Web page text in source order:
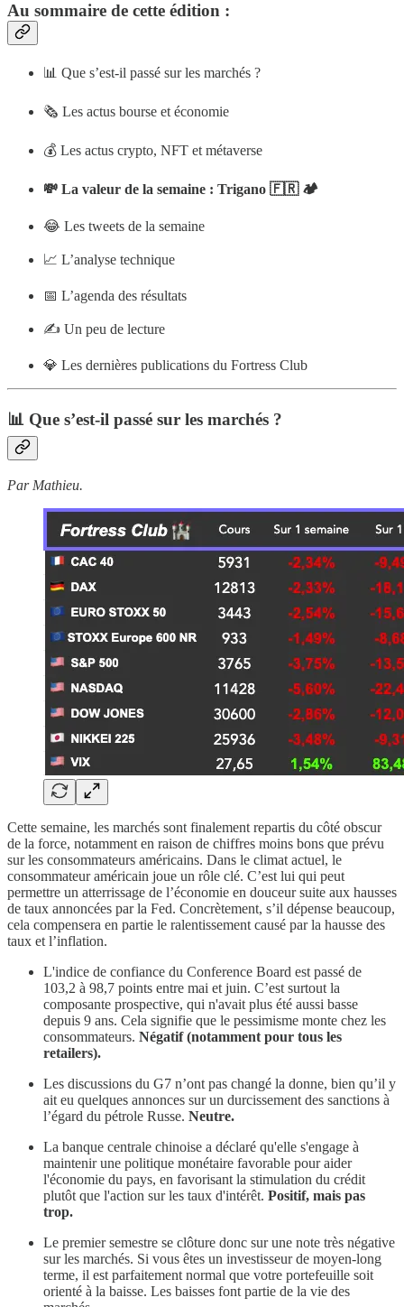
Au sommaire de cette édition :
📊 Que s’est-il passé sur les marchés ?
🗞️ Les actus bourse et économie
💰 Les actus crypto, NFT et métaverse
💸 La valeur de la semaine : Trigano 🇫🇷 🏕
😂 Les tweets de la semaine
📈 L’analyse technique
📅 L’agenda des résultats
✍️ Un peu de lecture
💎 Les dernières publications du Fortress Club
📊 Que s’est-il passé sur les marchés ?
Par Mathieu.
Cette semaine, les marchés sont finalement repartis du côté obscur
de la force, notamment en raison de chiffres moins bons que prévu
sur les consommateurs américains. Dans le climat actuel, le
consommateur américain joue un rôle clé. C’est lui qui peut
permettre un atterrissage de l’économie en douceur suite aux hausses
de taux annoncées par la Fed. Concrètement, s’il dépense beaucoup,
cela compensera en partie le ralentissement causé par la hausse des
taux et l’inflation.
L'indice de confiance du Conference Board est passé de
103,2 à 98,7 points entre mai et juin. C’est surtout la
composante prospective, qui n'avait plus été aussi basse
depuis 9 ans. Cela signifie que le pessimisme monte chez les
consommateurs. Négatif (notamment pour tous les
retailers).
Les discussions du G7 n’ont pas changé la donne, bien qu’il y
ait eu quelques annonces sur un durcissement des sanctions à
l’égard du pétrole Russe. Neutre.
La banque centrale chinoise a déclaré qu'elle s'engage à
maintenir une politique monétaire favorable pour aider
l'économie du pays, en favorisant la stimulation du crédit
plutôt que l'action sur les taux d'intérêt. Positif, mais pas
trop.
Le premier semestre se clôture donc sur une note très négative
sur les marchés. Si vous êtes un investisseur de moyen-long
terme, il est parfaitement normal que votre portefeuille soit
orienté à la baisse. Les baisses font partie de la vie des